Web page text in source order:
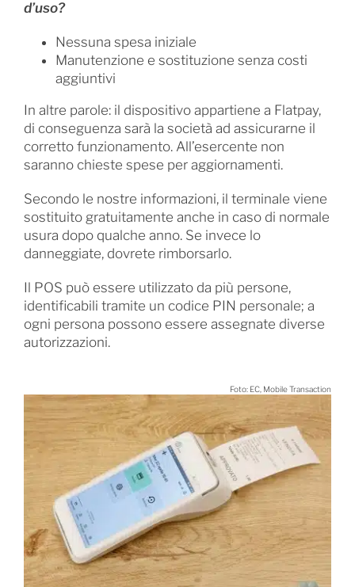
d’uso?
Nessuna spesa iniziale
Manutenzione e sostituzione senza costi
aggiuntivi
In altre parole: il dispositivo appartiene a Flatpay,
di conseguenza sarà la società ad assicurarne il
corretto funzionamento. All’esercente non
saranno chieste spese per aggiornamenti.
Secondo le nostre informazioni, il terminale viene
sostituito gratuitamente anche in caso di normale
usura dopo qualche anno. Se invece lo
danneggiate, dovrete rimborsarlo.
Il POS può essere utilizzato da più persone,
identificabili tramite un codice PIN personale; a
ogni persona possono essere assegnate diverse
autorizzazioni.
Foto: EC, Mobile Transaction